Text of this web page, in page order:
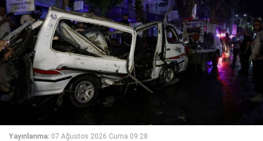
Yayınlanma: 07 Ağustos 2026 Cuma 09:28